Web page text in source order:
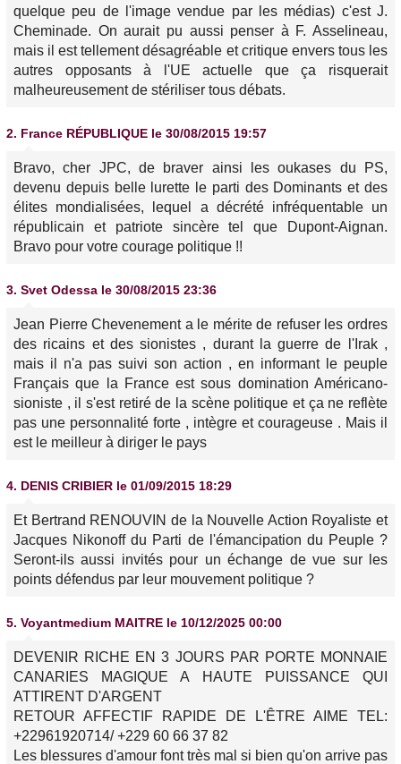
quelque peu de l'image vendue par les médias) c'est J.
Cheminade. On aurait pu aussi penser à F. Asselineau,
mais il est tellement désagréable et critique envers tous les
autres opposants à l'UE actuelle que ça risquerait
malheureusement de stériliser tous débats.
2. France RÉPUBLIQUE le 30/08/2015 19:57
Bravo, cher JPC, de braver ainsi les oukases du PS,
devenu depuis belle lurette le parti des Dominants et des
élites mondialisées, lequel a décrété infréquentable un
républicain et patriote sincère tel que Dupont-Aignan.
Bravo pour votre courage politique !!
3. Svet Odessa le 30/08/2015 23:36
Jean Pierre Chevenement a le mérite de refuser les ordres
des ricains et des sionistes , durant la guerre de l'Irak ,
mais il n'a pas suivi son action , en informant le peuple
Français que la France est sous domination Américano-
sioniste , il s'est retiré de la scène politique et ça ne reflète
pas une personnalité forte , intègre et courageuse . Mais il
est le meilleur à diriger le pays
4. DENIS CRIBIER le 01/09/2015 18:29
Et Bertrand RENOUVIN de la Nouvelle Action Royaliste et
Jacques Nikonoff du Parti de l'émancipation du Peuple ?
Seront-ils aussi invités pour un échange de vue sur les
points défendus par leur mouvement politique ?
5. Voyantmedium MAITRE le 10/12/2025 00:00
DEVENIR RICHE EN 3 JOURS PAR PORTE MONNAIE
CANARIES MAGIQUE A HAUTE PUISSANCE QUI
ATTIRENT D'ARGENT
RETOUR AFFECTIF RAPIDE DE L'ÊTRE AIME TEL:
+22961920714/ +229 60 66 37 82
Les blessures d'amour font très mal si bien qu'on arrive pas